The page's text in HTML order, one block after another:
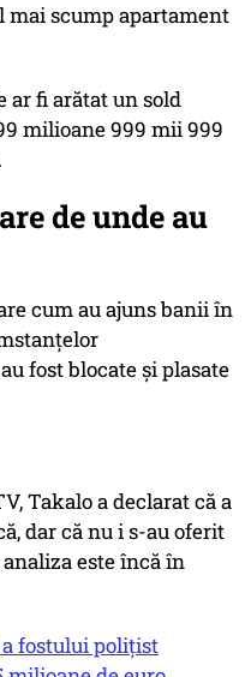
mai scump apartament
ar fi arătat un sold
milioane 999 mii 999
de unde au
cum au ajuns banii în
fost blocate și plasate
Takalo a declarat că a
dar că nu i s-au oferit
este încă în
fostului polițist